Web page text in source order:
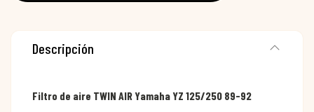
Descripción
Filtro de aire TWIN AIR Yamaha YZ 125/250 89-92